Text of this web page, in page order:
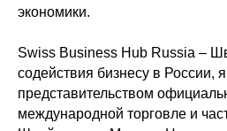
экономики.
Swiss Business Hub Russia –
содействия бизнесу в России,
представительством
международной торговле и